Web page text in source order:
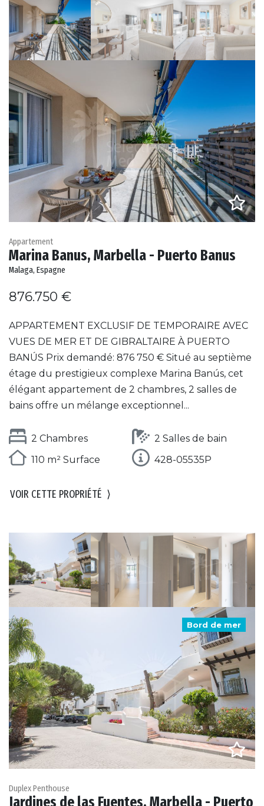
Appartement
Marina Banus, Marbella - Puerto Banus
Malaga, Espagne
876.750 €
APPARTEMENT EXCLUSIF DE TEMPORAIRE AVEC
VUES DE MER ET DE GIBRALTAIRE À PUERTO
BANÚS Prix demandé: 876 750 € Situé au septième
étage du prestigieux complexe Marina Banús, cet
élégant appartement de 2 chambres, 2 salles de
bains offre un mélange exceptionnel...
2 Chambres
2 Salles de bain
110 m² Surface
428-05535P
VOIR CETTE PROPRIÉTÉ ⟩
Bord de mer
Duplex Penthouse
Jardines de las Fuentes, Marbella - Puerto